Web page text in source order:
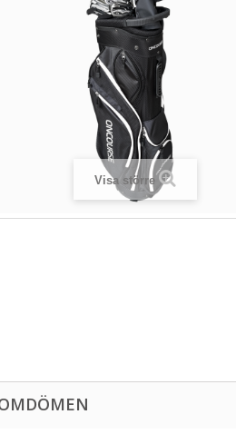
Visa större